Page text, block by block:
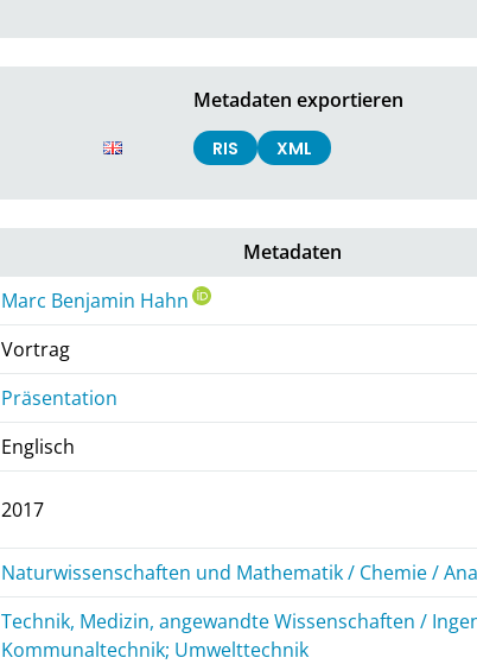
Metadaten exportieren
RIS XML
Metadaten
Marc Benjamin Hahn
Vortrag
Präsentation
Englisch
2017
Naturwissenschaften und Mathematik / Chemie /
Technik, Medizin, angewandte Wissenschaften /
Kommunaltechnik; Umwelttechnik